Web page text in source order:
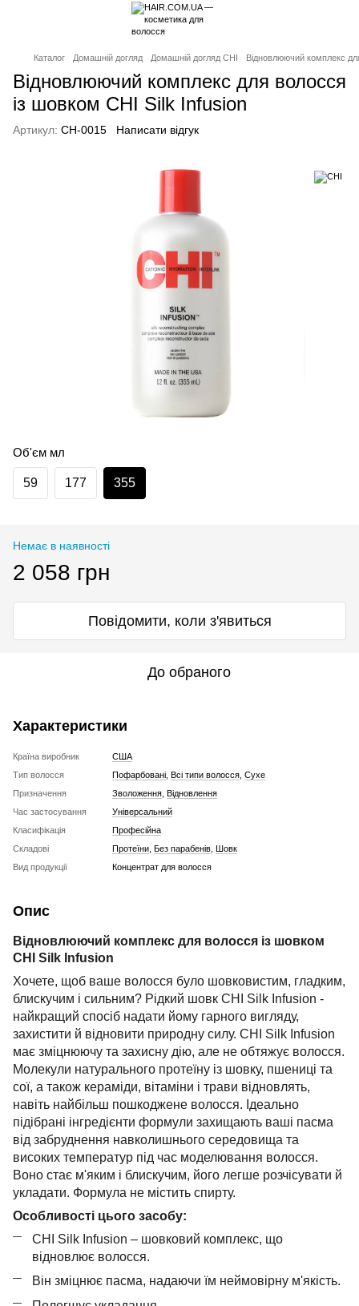
Каталог Домашній догляд Домашній догляд CHI Відновлюючий комплекс
Відновлюючий комплекс для волосся
із шовком CHI Silk Infusion
Артикул: CH-0015 Написати відгук
Об'єм мл
59 177 355
Немає в наявності
2 058 грн
Повідомити, коли з'явиться
До обраного
Характеристики
Країна виробник
США
Тип волосся
Пофарбовані Всі типи волосся Сухе
Призначення
Зволоження Відновлення
Час застосування
Універсальний
Класифікація
Професійна
Складові
Протеїни Без парабенів Шовк
Вид продукції
Концентрат для волосся
Опис
Відновлюючий комплекс для волосся із шовком
CHI Silk Infusion
Хочете, щоб ваше волосся було шовковистим, гладким,
блискучим і сильним? Рідкий шовк CHI Silk Infusion -
найкращий спосіб надати йому гарного вигляду,
захистити й відновити природну силу. CHI Silk Infusion
має зміцнюючу та захисну дію, але не обтяжує волосся.
Молекули натурального протеїну із шовку, пшениці та
сої, а також кераміди, вітаміни і трави відновлять,
навіть найбільш пошкоджене волосся. Ідеально
підібрані інгредієнти формули захищають ваші пасма
від забруднення навколишнього середовища та
високих температур під час моделювання волосся.
Воно стає м'яким і блискучим, його легше розчісувати й
укладати. Формула не містить спирту.
Особливості цього засобу:
CHI Silk Infusion – шовковий комплекс, що
відновлює волосся.
Він зміцнює пасма, надаючи їм неймовірну м'якість.